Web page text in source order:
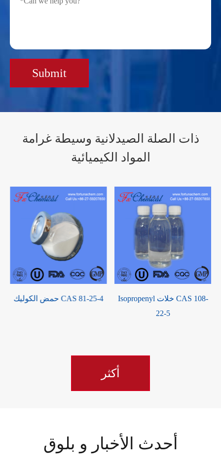
Submit
ذات الصلة الصيدلانية وسيطة غرامة
المواد الكيميائية
حمض الكوليك CAS 81-25-4
Isopropenyl خلات CAS 108-
22-5
أكثر
أحدث الأخبار و بلوق